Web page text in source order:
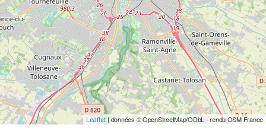
Leaflet| données © OpenStreetMap/ODbL - rendu OSM France